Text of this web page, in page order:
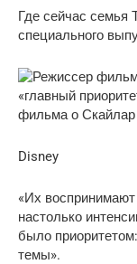
Где сейчас семья
специального
Disney
«Их
настолько
было
темы».